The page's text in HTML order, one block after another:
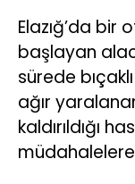
Elazığ’da bir
başlayan
sürede
ağır
kaldırıldığı